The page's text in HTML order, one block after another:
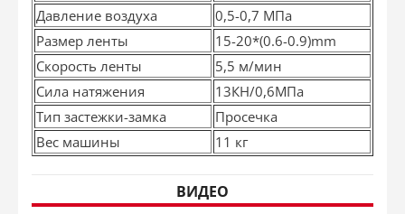
Давление воздуха
0,5-0,7 МПа
Размер ленты
15-20*(0.6-0.9)mm
Скорость ленты
5,5 м/мин
Сила натяжения
13КН/0,6МПа
Тип застежки-замка
Просечка
Вес машины
11 кг
ВИДЕО